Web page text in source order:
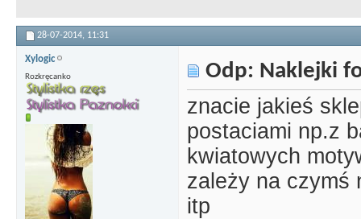
28-07-2014, 11:31
Xylogic
Rozkręcanko Odp: Naklejki
znacie jakieś
postaciami np.z
kwiatowych
zależy na czymś
itp